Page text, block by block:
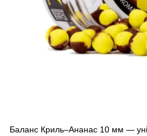
Баланс Криль–Ананас 10 мм —